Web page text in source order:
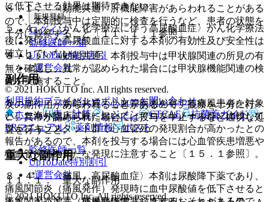
８．１． 〈効能共通〉肝機能障害があらわれることがある
ので、本剤投与中は定期的に検査を行うなど、患者の状態を
十分に観察すること〔１１．１．１参照〕。
８．２． 〈効能共通〉本剤投与中は甲状腺関連の所見の有
無を確認し、異常が認められた場合には甲状腺機能関連の検
査を実施すること。
８．３． 〈効能共通〉心血管疾患を有する痛風患者を対象
とした海外臨床試験において、アロプリノール群に比較して
フェブキソスタット群で心血管死の発現割合が高かったとの
報告があるので、本剤を投与する場合には心血管疾患増悪や
心血管疾患の新たな発現に注意すること〔１５．１参照〕。
８．４． 〈痛風、高尿酸血症〉本剤は尿酸降下薬であり、
痛風関節炎（痛風発作）発現時に血中尿酸値を低下させると
に低下させる効果は期待できない。
５．４． 〈がん化学療法に伴う高尿酸血症〉がん化学療法
後に発症した高尿酸血症に対する本剤の有効性及び安全性は
確立していない。
副作用
次の副作用があらわれることがあるので、観察を十分に行
い、異常が認められた場合には投与を中止するなど適切な処
置を行うこと。
重大な副作用
１１．１． 重大な副作用
新規登録
ログイン
監修医師一覧
UpToDate特別割引
運営会社
© 2021 HOKUTO Inc. All rights reserved.
利用規約プライバシーポリシーお問い合わせ
ホーム
表・計算 レジメン CTCAE
抗菌薬ガイド
ERマニュアル
薬剤情報 ポスト
監修医師一覧
UpToDate特別割引
運営会社
© 2021 HOKUTO Inc. All rights reserved.